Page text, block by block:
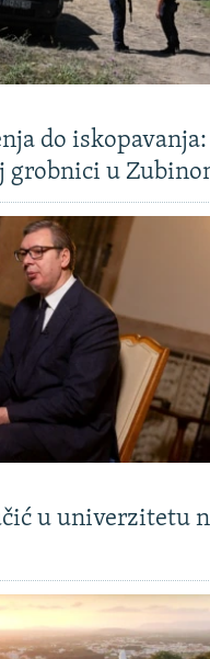
do iskopavanja:
grobnici u
u univerzitetu